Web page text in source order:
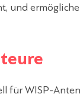
und
für WISP-